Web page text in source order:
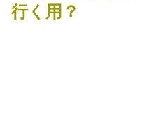
行く用？